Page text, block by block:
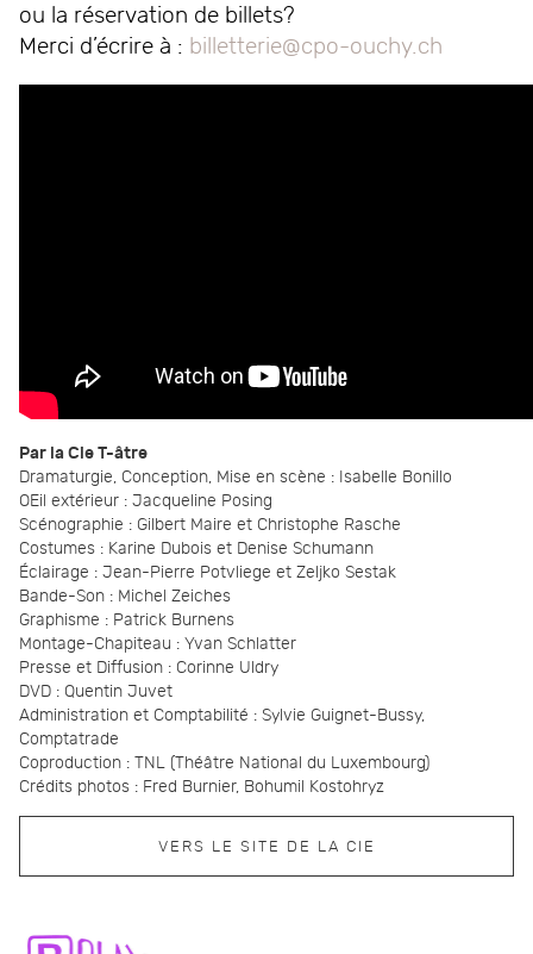
ou la réservation de billets?
Merci d’écrire à : billetterie@cpo-ouchy.ch
Par la Cie T-âtre
Dramaturgie, Conception, Mise en scène : Isabelle Bonillo
OEil extérieur : Jacqueline Posing
Scénographie : Gilbert Maire et Christophe Rasche
Costumes : Karine Dubois et Denise Schumann
Éclairage : Jean-Pierre Potvliege et Zeljko Sestak
Bande-Son : Michel Zeiches
Graphisme : Patrick Burnens
Montage-Chapiteau : Yvan Schlatter
Presse et Diffusion : Corinne Uldry
DVD : Quentin Juvet
Administration et Comptabilité : Sylvie Guignet-Bussy,
Comptatrade
Coproduction : TNL (Théâtre National du Luxembourg)
Crédits photos : Fred Burnier, Bohumil Kostohryz
VERS LE SITE DE LA CIE